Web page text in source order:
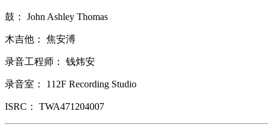
鼓： John Ashley Thomas
木吉他： 焦安溥
录音工程师： 钱炜安
录音室： 112F Recording Studio
ISRC： TWA471204007